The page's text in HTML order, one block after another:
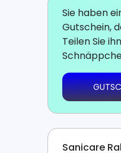
Sie haben
Gutschein,
Teilen Sie
Sanicare